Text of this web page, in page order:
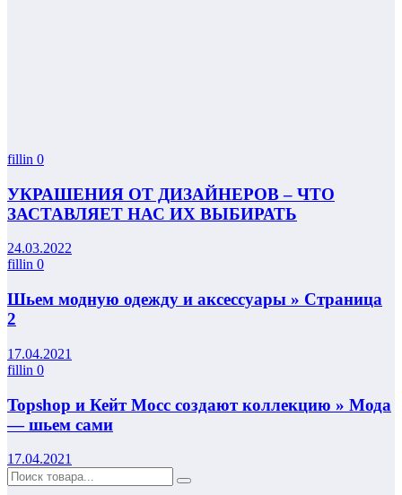
fillin 0
УКРАШЕНИЯ ОТ ДИЗАЙНЕРОВ – ЧТО
ЗАСТАВЛЯЕТ НАС ИХ ВЫБИРАТЬ
24.03.2022
fillin 0
Шьем модную одежду и аксессуары » Страница
2
17.04.2021
fillin 0
Topshop и Кейт Мосс создают коллекцию » Мода
— шьем сами
17.04.2021